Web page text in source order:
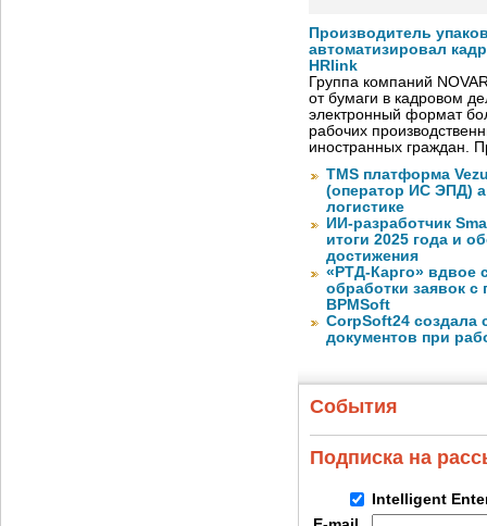
Производитель
автоматизировал
HRlink
Группа компаний
от бумаги в кадровом
электронный формат
рабочих
иностранных граждан.
TMS платформа
(оператор ИС ЭПД)
логистике
ИИ-разработчик
итоги 2025 года и
достижения
«РТД-Карго» вдвое
обработки заявок
BPMSoft
CorpSoft24 создала
документов при
События
Подписка на
Intelligent